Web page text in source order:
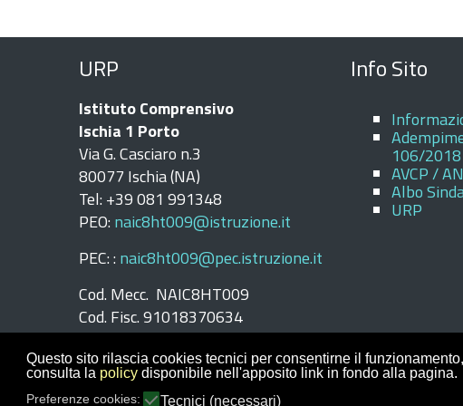
Questo sito rilascia cookies tecnici per consentirne il
consulta la policydisponibile nell'apposito link in fondo alla
Preferenze cookies: Tecnici (necessari)
URP
Istituto Comprensivo
Ischia 1 Porto
Via G. Casciaro n.3
80077 Ischia (NA)
Tel: +39 081 991348
PEO: naic8ht009@istruzione.it
PEC: : naic8ht009@pec.istruzione.it
Cod. Mecc. NAIC8HT009
Cod. Fisc. 91018370634
Fatt. Elett. UFK4Q5
Info Sito
106/2018
AVCP /
Albo
URP
© 2019 Argo Software -